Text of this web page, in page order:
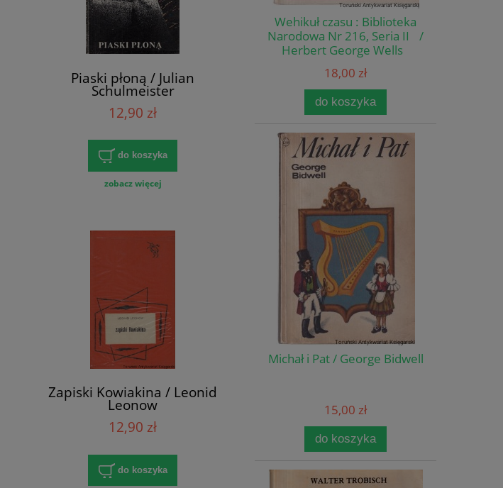
Piaski płoną / Julian
Schulmeister
12,90 zł
do koszyka
zobacz więcej
Zapiski Kowiakina / Leonid
Leonow
12,90 zł
do koszyka
Wehikuł czasu : Biblioteka
Narodowa Nr 216, Seria II /
Herbert George Wells
18,00 zł
do koszyka
Michał i Pat / George Bidwell
15,00 zł
do koszyka